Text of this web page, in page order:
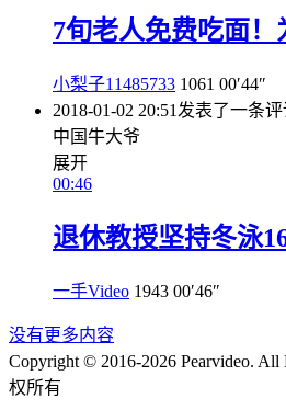
7旬老人免费吃面
小梨子11485733 1061 00′44″
2018-01-02 20:51 发表了一条评
中国牛大爷
展开
00:46
退休教授坚持冬泳
一手Video 1943 00′46″
没有更多内容
Copyright © 2016-2026 Pearvideo. All
权所有